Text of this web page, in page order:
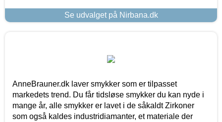
Se udvalget på Nirbana.dk
AnneBrauner.dk laver smykker som er tilpasset
markedets trend. Du får tidsløse smykker du kan nyde i
mange år, alle smykker er lavet i de såkaldt Zirkoner
som også kaldes industridiamanter, et materiale der